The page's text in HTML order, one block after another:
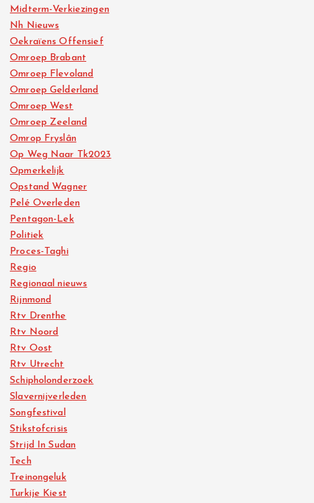
Midterm-Verkiezingen
Nh Nieuws
Oekraïens Offensief
Omroep Brabant
Omroep Flevoland
Omroep Gelderland
Omroep West
Omroep Zeeland
Omrop Fryslân
Op Weg Naar Tk2023
Opmerkelijk
Opstand Wagner
Pelé Overleden
Pentagon-Lek
Politiek
Proces-Taghi
Regio
Regionaal nieuws
Rijnmond
Rtv Drenthe
Rtv Noord
Rtv Oost
Rtv Utrecht
Schipholonderzoek
Slavernijverleden
Songfestival
Stikstofcrisis
Strijd In Sudan
Tech
Treinongeluk
Turkije Kiest